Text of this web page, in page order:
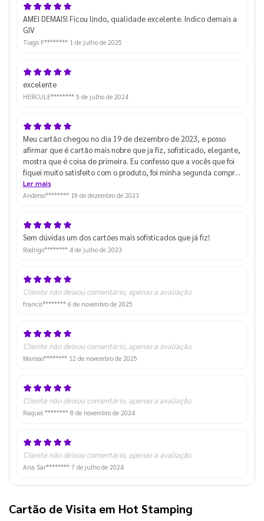
AMEI DEMAIS! Ficou lindo, qualidade excelente. Indico demais a
GIV
Tiago F******** 1 de julho de 2025
excelente
HERCULE******** 5 de julho de 2024
Meu cartão chegou no dia 19 de dezembro de 2023, e posso
afirmar que é cartão mais nobre que ja fiz, sofisticado, elegante,
mostra que é coisa de primeira. Eu confesso que a vocês que foi
fiquei muito satisfeito com o produto, foi minha segunda compra
no site, e foi até agora a que mais gostei. Obg Deus Abençoe
Ler mais
Anderso******** 19 de dezembro de 2023
Sem dúvidas um dos cartões mais sofisticados que já fiz!
Rodrigo******** 4 de julho de 2023
Cliente não deixou comentário, apenas a avaliação
francis******** 6 de novembro de 2025
Cliente não deixou comentário, apenas a avaliação
Marisso******** 12 de novembro de 2025
Cliente não deixou comentário, apenas a avaliação
Raquel ******** 8 de novembro de 2024
Cliente não deixou comentário, apenas a avaliação
Ana Sar******** 7 de julho de 2024
Cartão de Visita em Hot Stamping